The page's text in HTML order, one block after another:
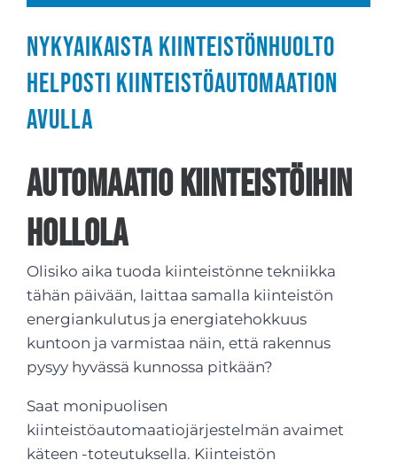
Nykyaikaista kiinteistönhuolto
helposti kiinteistöautomaation
avulla
Automaatio kiinteistöihin
Hollola
Olisiko aika tuoda kiinteistönne tekniikka
tähän päivään, laittaa samalla kiinteistön
energiankulutus ja energiatehokkuus
kuntoon ja varmistaa näin, että rakennus
pysyy hyvässä kunnossa pitkään?
Saat monipuolisen
kiinteistöautomaatiojärjestelmän avaimet
käteen -toteutuksella. Kiinteistön